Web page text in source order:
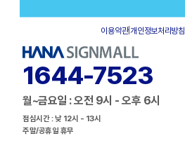
이용약관|개인정보처리방침
1644-7523
월~금요일 : 오전 9시 - 오후 6시
점심시간 : 낮 12시 - 13시
주말/공휴일 휴무